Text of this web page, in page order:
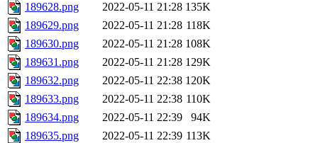
189628.png
2022-05-11 21:28 135K
189629.png
2022-05-11 21:28 118K
189630.png
2022-05-11 21:28 108K
189631.png
2022-05-11 21:28 129K
189632.png
2022-05-11 22:38 120K
189633.png
2022-05-11 22:38 110K
189634.png
2022-05-11 22:39
94K
189635.png
2022-05-11 22:39 113K